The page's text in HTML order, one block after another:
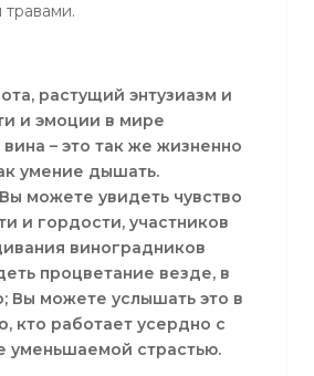
растущий энтузиазм и
и эмоции в мире
– это так же жизненно
умение дышать.
Вы можете увидеть чувство
и гордости, участников
виноградников
процветание везде, в
Вы можете услышать это в
кто работает усердно с
уменьшаемой страстью.